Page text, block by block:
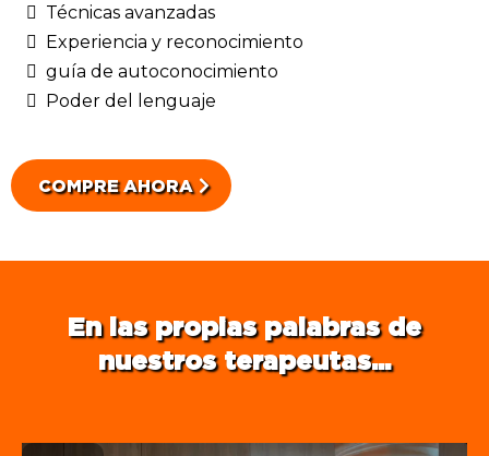
Técnicas avanzadas
Experiencia y reconocimiento
guía de autoconocimiento
Poder del lenguaje
COMPRE AHORA
En las propias palabras de
nuestros terapeutas...